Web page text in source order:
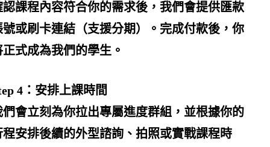
認課程內容符合你的需求後，我們會提供匯款
號或刷卡連結（支援分期）。完成付款後，你
正式成為我們的學生 。
4：安排上課時間
們會立刻為你拉出專屬進度群組，並根據你的
程安排後續的外型諮詢、拍照或實戰課程時